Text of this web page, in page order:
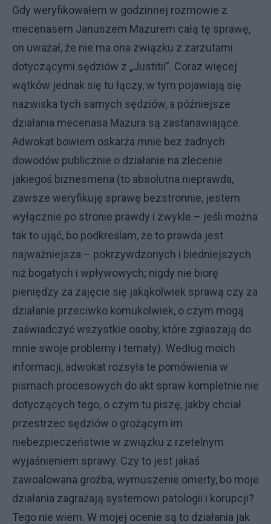
Gdy weryfikowałem w godzinnej rozmowie z
mecenasem Januszem Mazurem całą tę sprawę,
on uważał, że nie ma ona związku z zarzutami
dotyczącymi sędziów z „Justitii”. Coraz więcej
wątków jednak się tu łączy, w tym pojawiają się
nazwiska tych samych sędziów, a późniejsze
działania mecenasa Mazura są zastanawiające.
Adwokat bowiem oskarża mnie bez żadnych
dowodów publicznie o działanie na zlecenie
jakiegoś biznesmena (to absolutna nieprawda,
zawsze weryfikuję sprawę bezstronnie, jestem
wyłącznie po stronie prawdy i zwykle – jeśli można
tak to ująć, bo podkreślam, że to prawda jest
najważniejsza – pokrzywdzonych i biedniejszych
niż bogatych i wpływowych; nigdy nie biorę
pieniędzy za zajęcie się jakąkolwiek sprawą czy za
działanie przeciwko komukolwiek, o czym mogą
zaświadczyć wszystkie osoby, które zgłaszają do
mnie swoje problemy i tematy). Według moich
informacji, adwokat rozsyła te pomówienia w
pismach procesowych do akt spraw kompletnie nie
dotyczących tego, o czym tu piszę, jakby chciał
przestrzec sędziów o grożącym im
niebezpieczeństwie w związku z rzetelnym
wyjaśnieniem sprawy. Czy to jest jakaś
zawoalowana groźba, wymuszenie omerty, bo moje
działania zagrażają systemowi patologii i korupcji?
Tego nie wiem. W mojej ocenie są to działania jak